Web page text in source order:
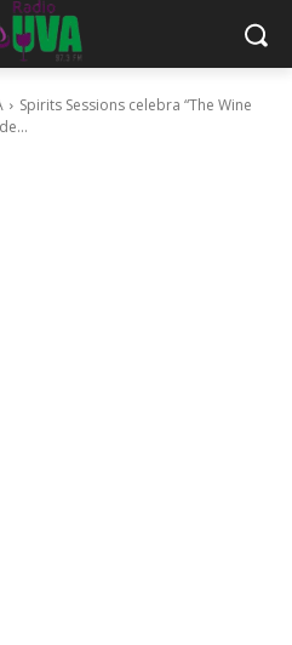
Spirits Sessions celebra “The Wine